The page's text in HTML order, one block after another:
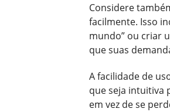
Considere
facilmente. Isso
mundo” ou criar
que suas
A facilidade de
que seja intuitiva
em vez de se